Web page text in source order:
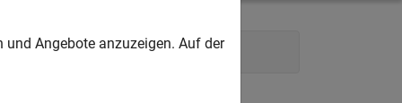
Angebote anzuzeigen. Auf der